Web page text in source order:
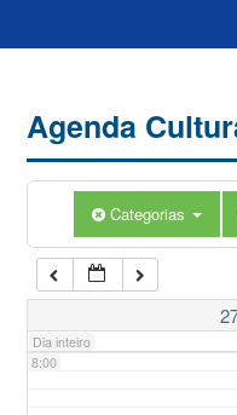
Agenda
Categorias
Dia inteiro
5:00
7:00
8:00